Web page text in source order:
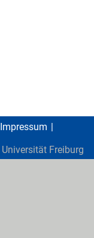
Impressum
Universität Freiburg